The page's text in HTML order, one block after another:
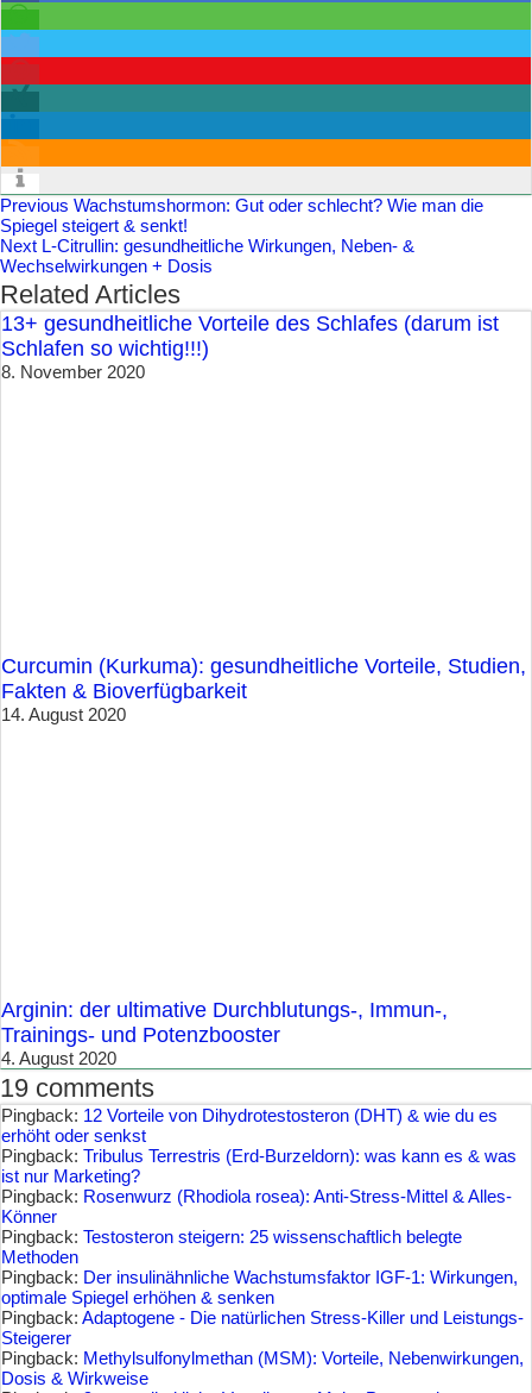
Previous Wachstumshormon: Gut oder schlecht? Wie man die
Spiegel steigert & senkt!
Next L-Citrullin: gesundheitliche Wirkungen, Neben- &
Wechselwirkungen + Dosis
Related Articles
13+ gesundheitliche Vorteile des Schlafes (darum ist
Schlafen so wichtig!!!)
8. November 2020
Curcumin (Kurkuma): gesundheitliche Vorteile, Studien,
Fakten & Bioverfügbarkeit
14. August 2020
Arginin: der ultimative Durchblutungs-, Immun-,
Trainings- und Potenzbooster
4. August 2020
19 comments
Pingback: 12 Vorteile von Dihydrotestosteron (DHT) & wie du es
erhöht oder senkst
Pingback: Tribulus Terrestris (Erd-Burzeldorn): was kann es & was
ist nur Marketing?
Pingback: Rosenwurz (Rhodiola rosea): Anti-Stress-Mittel & Alles-
Könner
Pingback: Testosteron steigern: 25 wissenschaftlich belegte
Methoden
Pingback: Der insulinähnliche Wachstumsfaktor IGF-1: Wirkungen,
optimale Spiegel erhöhen & senken
Pingback: Adaptogene - Die natürlichen Stress-Killer und Leistungs-
Steigerer
Pingback: Methylsulfonylmethan (MSM): Vorteile, Nebenwirkungen,
Dosis & Wirkweise